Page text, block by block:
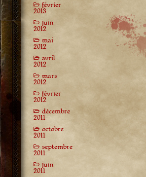
février
2013
juin
2012
mai
2012
avril
2012
mars
2012
février
2012
décembre
2011
octobre
2011
septembre
2011
juin
2011